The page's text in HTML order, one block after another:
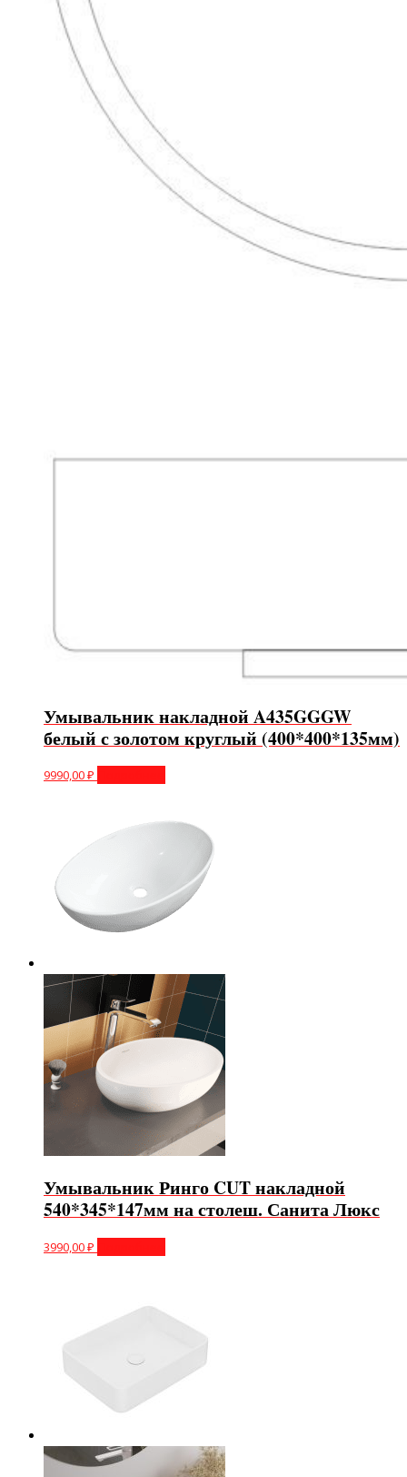
Умывальник накладной A435GGGW
белый с золотом круглый (400*400*135мм)
9990,00₽
Умывальник Ринго CUT накладной
540*345*147мм на столеш. Санита Люкс
3990,00₽